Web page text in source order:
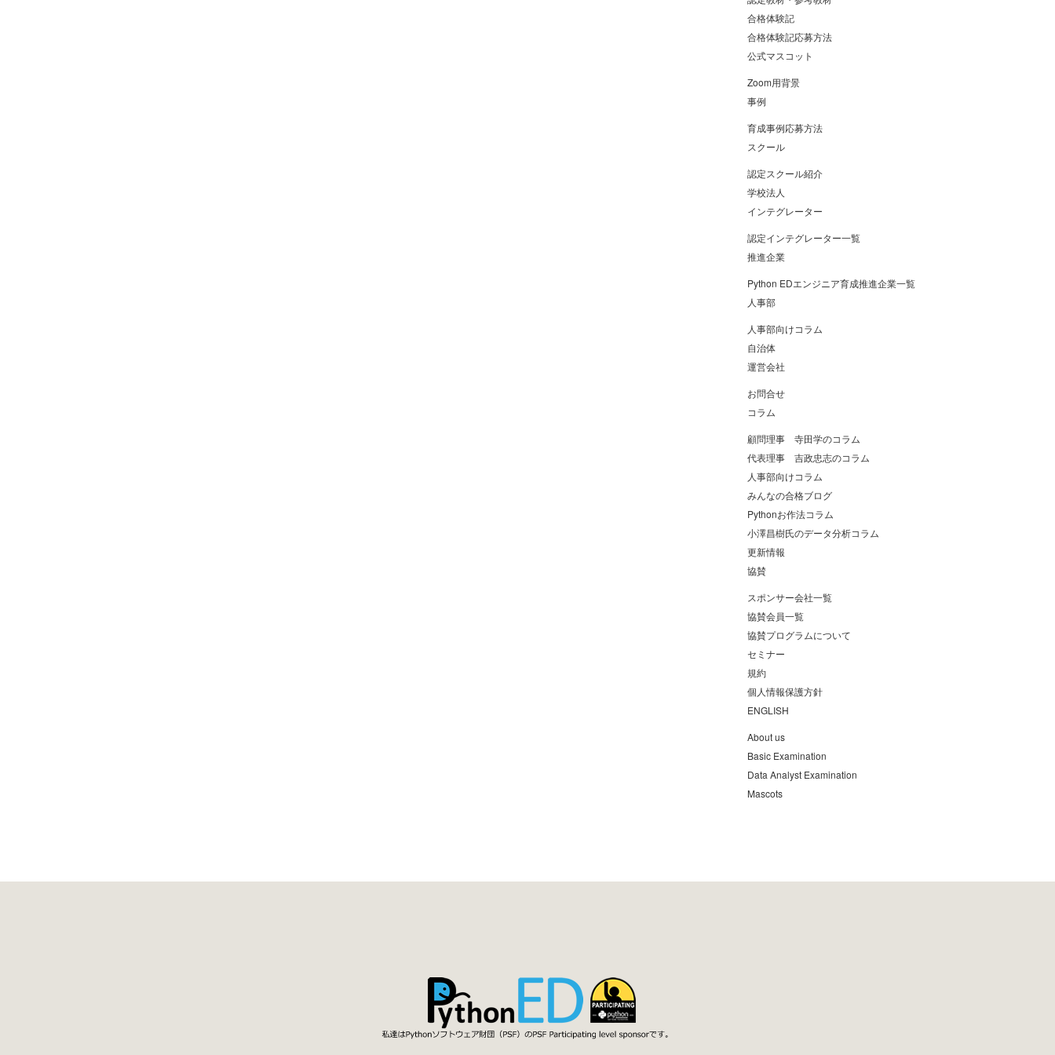
合格体験記
合格体験記応募方法
公式マスコット
Zoom用背景
事例
育成事例応募方法
スクール
認定スクール紹介
学校法人
インテグレーター
認定インテグレーター一覧
推進企業
Python EDエンジニア育成推進企業一覧
人事部
人事部向けコラム
自治体
運営会社
お問合せ
コラム
顧問理事 寺田学のコラム
代表理事 吉政忠志のコラム
人事部向けコラム
みんなの合格ブログ
Pythonお作法コラム
小澤昌樹氏のデータ分析コラム
更新情報
協賛
スポンサー会社一覧
協賛会員一覧
協賛プログラムについて
セミナー
規約
個人情報保護方針
ENGLISH
About us
Basic Examination
Data Analyst Examination
Mascots